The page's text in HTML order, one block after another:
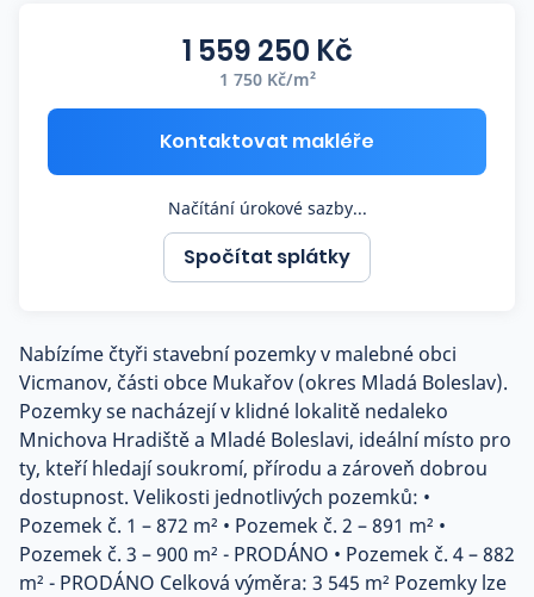
Blog
Kontakt
1 559 250 Kč
1 750 Kč/m²
Kontaktovat makléře
Načítání úrokové sazby...
Spočítat splátky
Nabízíme čtyři stavební pozemky v malebné obci
Vicmanov, části obce Mukařov (okres Mladá Boleslav).
Pozemky se nacházejí v klidné lokalitě nedaleko
Mnichova Hradiště a Mladé Boleslavi, ideální místo pro
ty, kteří hledají soukromí, přírodu a zároveň dobrou
dostupnost. Velikosti jednotlivých pozemků: •
Pozemek č. 1 – 872 m² • Pozemek č. 2 – 891 m² •
Pozemek č. 3 – 900 m² - PRODÁNO • Pozemek č. 4 – 882
m² - PRODÁNO Celková výměra: 3 545 m² Pozemky lze